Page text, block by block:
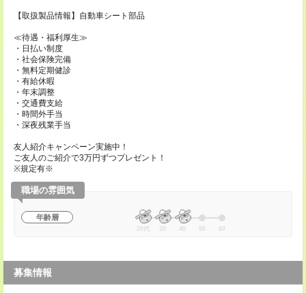
【取扱製品情報】自動車シート部品
≪待遇・福利厚生≫
・日払い制度
・社会保険完備
・無料定期健診
・有給休暇
・年末調整
・交通費支給
・時間外手当
・深夜残業手当
友人紹介キャンペーン実施中！
ご友人のご紹介で3万円ずつプレゼント！
※規定有※
職場の雰囲気
年齢層
20代 30 40 50 60
募集情報